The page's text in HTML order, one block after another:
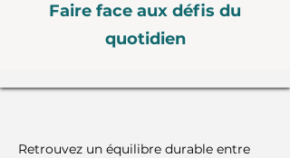
Faire face aux défis du
quotidien
Retrouvez un équilibre durable entre